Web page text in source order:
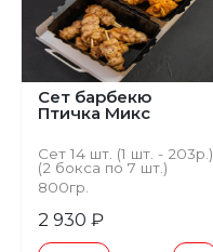
Сет барбекю
Птичка Микс
Сет 14 шт. (1 шт. - 203р.)
(2 бокса по 7 шт.)
800гр.
2 930 ₽